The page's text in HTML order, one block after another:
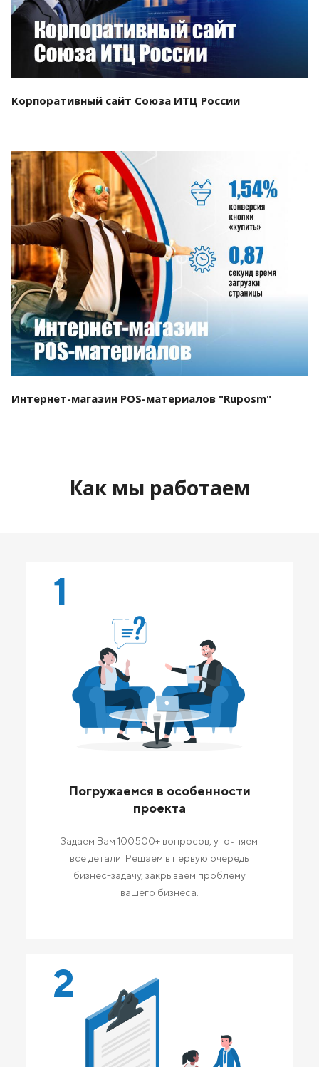
Корпоративный сайт Союза ИТЦ России
Смотреть проект
Интернет-магазин POS-материалов "Ruposm"
Как мы работаем
1
Погружаемся в особенности
проекта
Задаем Вам 100500+ вопросов, уточняем
все детали. Решаем в первую очередь
бизнес-задачу, закрываем проблему
вашего бизнеса.
2